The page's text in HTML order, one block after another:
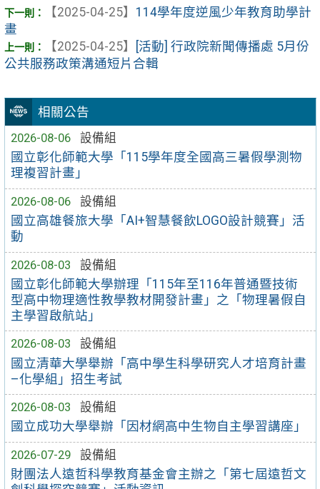
相關公告
2026-08-06
設備組
國立彰化師範大學「115學年度全國高三暑假學測物
理複習計畫」
2026-08-06
設備組
國立高雄餐旅大學「AI+智慧餐飲LOGO設計競賽」活
動
2026-08-03
設備組
國立彰化師範大學辦理「115年至116年普通暨技術
型高中物理適性教學教材開發計畫」之「物理暑假自
主學習啟航站」
2026-08-03
設備組
國立清華大學舉辦「高中學生科學研究人才培育計畫
–化學組」招生考試
2026-08-03
設備組
國立成功大學舉辦「因材網高中生物自主學習講座」
2026-07-29
設備組
財團法人遠哲科學教育基金會主辦之「第七屆遠哲文
【2025-04-25】 114學年度逆風少年教育助學計
畫
【2025-04-25】
[活動] 行政院新聞傳播處 5月份
公共服務政策溝通短片合輯